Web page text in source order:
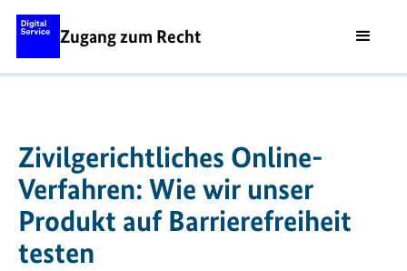
Zugang zum Recht
Zivilgerichtliches Online-
Verfahren: Wie wir unser
Produkt auf Barrierefreiheit
testen